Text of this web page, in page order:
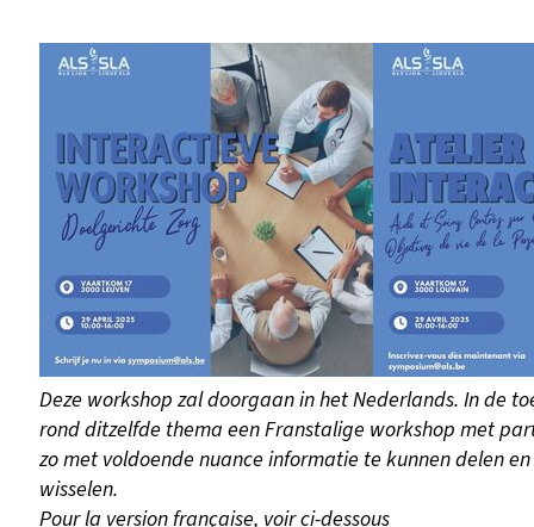
Deze workshop zal doorgaan in het Nederlands. In de
rond ditzelfde thema een Franstalige workshop met
zo met voldoende nuance informatie te kunnen delen
wisselen.
Pour la version française, voir ci-dessous